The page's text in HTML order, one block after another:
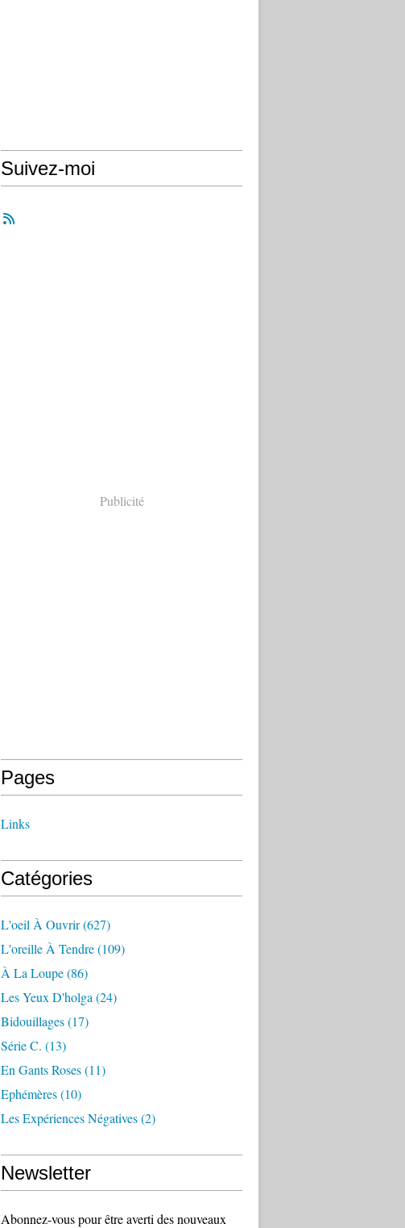
Suivez-moi
Publicité
Pages
Links
Catégories
L'oeil À Ouvrir(627)
L'oreille À Tendre(109)
À La Loupe(86)
Les Yeux D'holga (24)
Bidouillages(17)
Série C. (13)
En Gants Roses(11)
Ephémères(10)
Les Expériences Négatives(2)
Newsletter
Abonnez-vous pour être averti des nouveaux